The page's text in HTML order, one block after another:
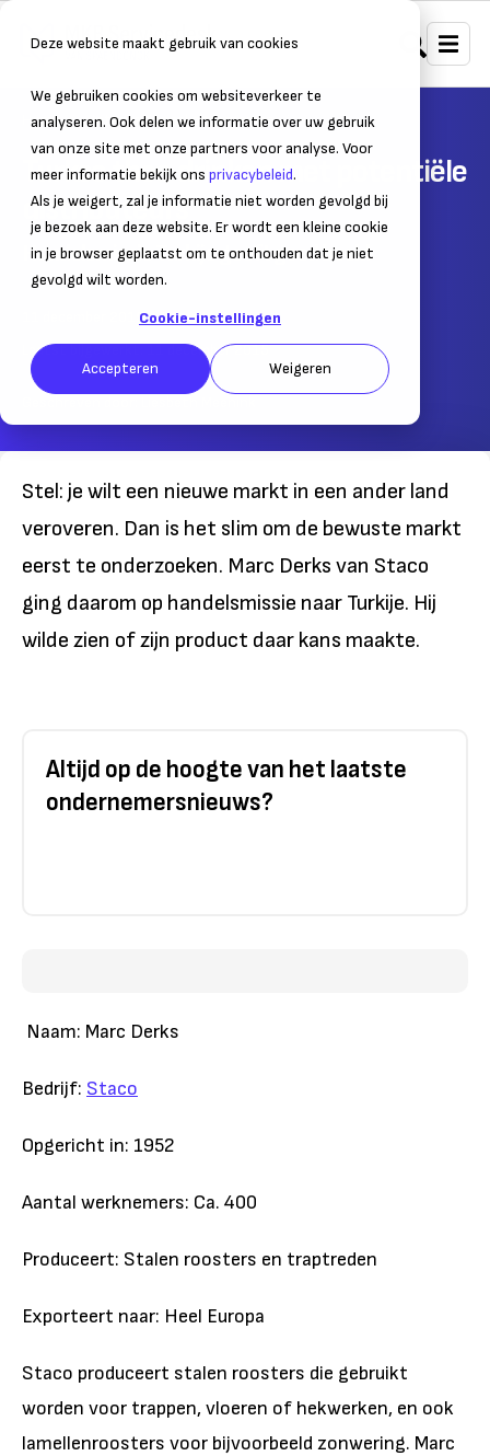
Deze website maakt gebruik van cookies
We gebruiken cookies om websiteverkeer te
analyseren. Ook delen we informatie over uw gebruik
van onze site met onze partners voor analyse. Voor
meer informatie bekijk ons privacybeleid.
Als je weigert, zal je informatie niet worden gevolgd bij
je bezoek aan deze website. Er wordt een kleine cookie
in je browser geplaatst om te onthouden dat je niet
gevolgd wilt worden.
Cookie-instellingen
Accepteren Weigeren
Home Internationaal ondernemen Internationaal zakendoen
Turkse thee drinken met potentiële
distributeurs
Handelsmissie Turkije geeft goed beeld
11 december 2015– Leestijd:3min.
Laatst bijgewerkt:11 december 2015
Stel: je wilt een nieuwe markt in een ander land
veroveren. Dan is het slim om de bewuste markt
eerst te onderzoeken. Marc Derks van Staco
ging daarom op handelsmissie naar Turkije. Hij
wilde zien of zijn product daar kans maakte.
Altijd op de hoogte van het laatste
ondernemersnieuws?
Naam: Marc Derks
Bedrijf: Staco
Opgericht in: 1952
Aantal werknemers: Ca. 400
Produceert: Stalen roosters en traptreden
Exporteert naar: Heel Europa
Staco produceert stalen roosters die gebruikt
worden voor trappen, vloeren of hekwerken, en ook
lamellenroosters voor bijvoorbeeld zonwering. Marc